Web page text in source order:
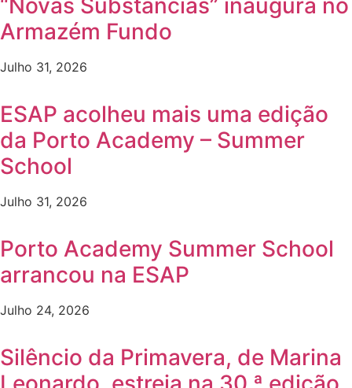
“Novas Substâncias” inaugura no
Armazém Fundo
Julho 31, 2026
ESAP acolheu mais uma edição
da Porto Academy – Summer
School
Julho 31, 2026
Porto Academy Summer School
arrancou na ESAP
Julho 24, 2026
Silêncio da Primavera, de Marina